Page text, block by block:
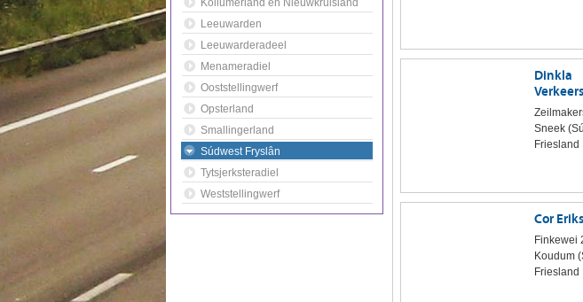
Kollumerland en Nieuwkruisland
Leeuwarden
Leeuwarderadeel
Menameradiel
Ooststellingwerf
Opsterland
Smallingerland
Súdwest Fryslân
Tytsjerksteradiel
Weststellingwerf
Dinkla
Sneek
Friesland
Cor Eriks
Finkewei
Koudum
Friesland